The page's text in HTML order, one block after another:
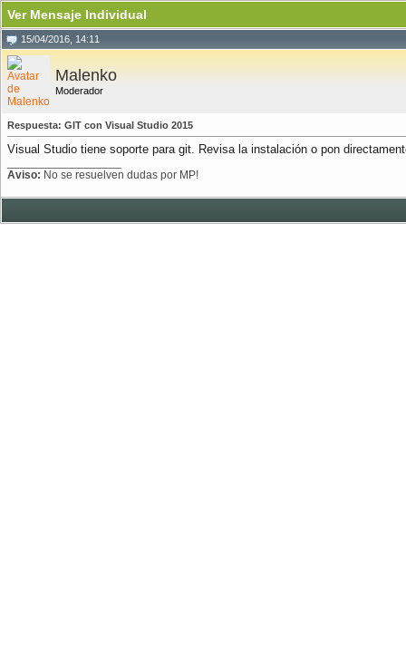
Ver Mensaje Individual
15/04/2016, 14:11
Malenko
Moderador
Respuesta: GIT con Visual Studio 2015
Visual Studio tiene soporte para git. Revisa la instalación o pon
Aviso: No se resuelven dudas por MP!